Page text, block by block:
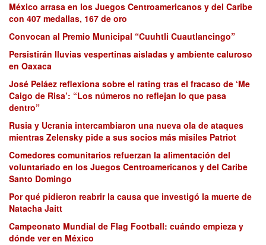
México arrasa en los Juegos Centroamericanos y del Caribe
con 407 medallas, 167 de oro
Convocan al Premio Municipal “Cuuhtli Cuautlancingo”
Persistirán lluvias vespertinas aisladas y ambiente caluroso
en Oaxaca
José Peláez reflexiona sobre el rating tras el fracaso de ‘Me
Caigo de Risa’: “Los números no reflejan lo que pasa
dentro”
Rusia y Ucrania intercambiaron una nueva ola de ataques
mientras Zelensky pide a sus socios más misiles Patriot
Comedores comunitarios refuerzan la alimentación del
voluntariado en los Juegos Centroamericanos y del Caribe
Santo Domingo
Por qué pidieron reabrir la causa que investigó la muerte de
Natacha Jaitt
Campeonato Mundial de Flag Football: cuándo empieza y
dónde ver en México